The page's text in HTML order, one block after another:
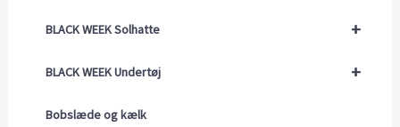
+
BLACK WEEK Solhatte
+
BLACK WEEK Undertøj
Bobslæde og kælk